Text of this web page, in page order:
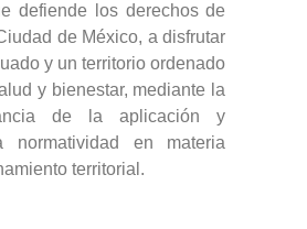
defiende los derechos de
de México, a disfrutar
y un territorio ordenado
y bienestar, mediante la
de la aplicación y
normatividad en materia
territorial.